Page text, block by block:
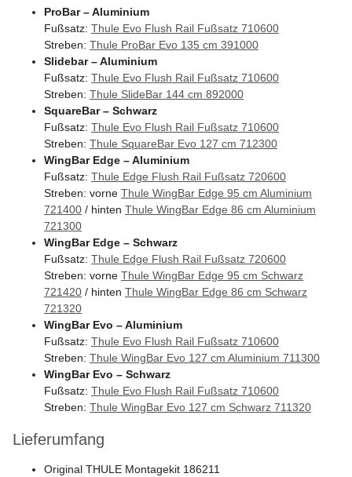
ProBar – Aluminium
Fußsatz: Thule Evo Flush Rail Fußsatz 710600
Streben: Thule ProBar Evo 135 cm 391000
Slidebar – Aluminium
Fußsatz: Thule Evo Flush Rail Fußsatz 710600
Streben: Thule SlideBar 144 cm 892000
SquareBar – Schwarz
Fußsatz: Thule Evo Flush Rail Fußsatz 710600
Streben: Thule SquareBar Evo 127 cm 712300
WingBar Edge – Aluminium
Fußsatz: Thule Edge Flush Rail Fußsatz 720600
Streben: vorne Thule WingBar Edge 95 cm Aluminium
721400 / hinten Thule WingBar Edge 86 cm Aluminium
721300
WingBar Edge – Schwarz
Fußsatz: Thule Edge Flush Rail Fußsatz 720600
Streben: vorne Thule WingBar Edge 95 cm Schwarz
721420 / hinten Thule WingBar Edge 86 cm Schwarz
721320
WingBar Evo – Aluminium
Fußsatz: Thule Evo Flush Rail Fußsatz 710600
Streben: Thule WingBar Evo 127 cm Aluminium 711300
WingBar Evo – Schwarz
Fußsatz: Thule Evo Flush Rail Fußsatz 710600
Streben: Thule WingBar Evo 127 cm Schwarz 711320
Lieferumfang
Original THULE Montagekit 186211